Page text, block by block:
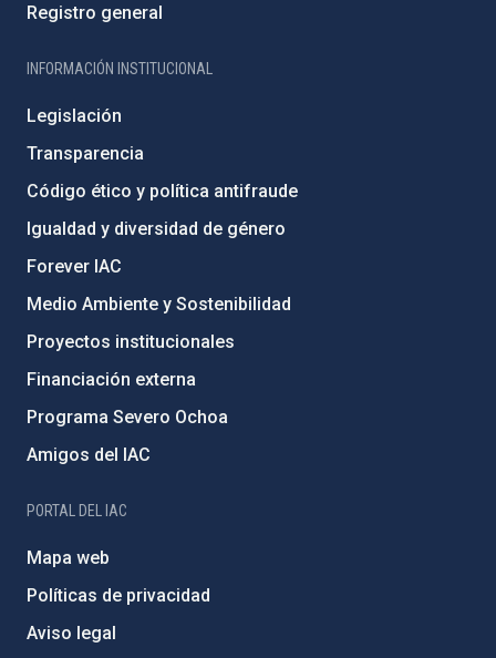
Registro general
INFORMACIÓN INSTITUCIONAL
Legislación
Transparencia
Código ético y política antifraude
Igualdad y diversidad de género
Forever IAC
Medio Ambiente y Sostenibilidad
Proyectos institucionales
Financiación externa
Programa Severo Ochoa
Amigos del IAC
PORTAL DEL IAC
Mapa web
Políticas de privacidad
Aviso legal